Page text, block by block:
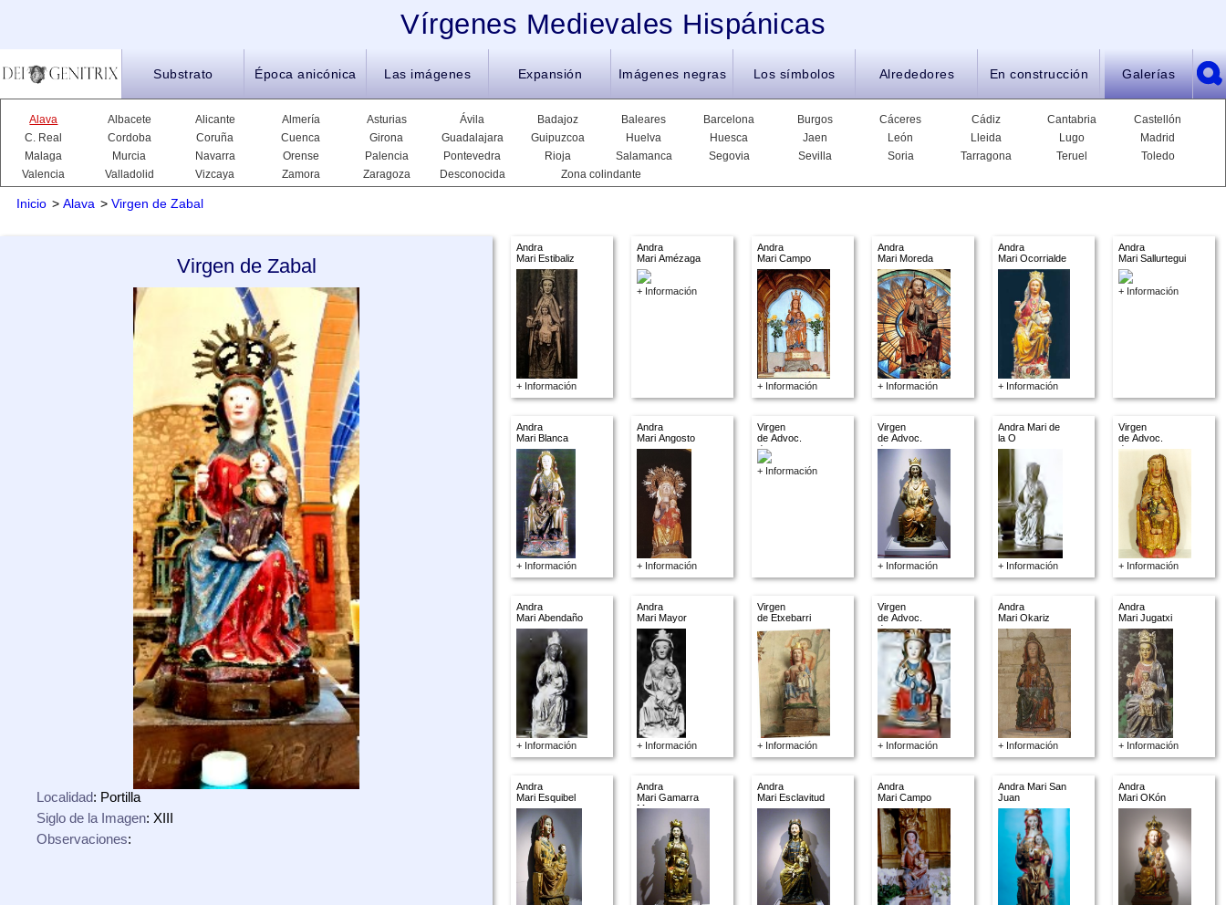
Vírgenes Medievales Hispánicas
Substrato Época anicónica Las imágenes Expansión Imágenes negras Los símbolos Alrededores En construcción Galerías
Alava Albacete Alicante Almería Asturias Ávila Badajoz Baleares Barcelona Burgos Cáceres Cádiz Cantabria
Castellón
C. Real
Cordoba Coruña Cuenca Girona Guadalajara Guipuzcoa Huelva Huesca Jaen León Lleida Lugo
Madrid
Malaga
Murcia Navarra Orense Palencia Pontevedra Rioja Salamanca Segovia Sevilla Soria Tarragona Teruel
Toledo
Valencia
Valladolid Vizcaya Zamora Zaragoza Desconocida Zona colindante
Inicio > Alava > Virgen de Zabal
Virgen de Zabal
Localidad: Portilla
Siglo de la Imagen: XIII
Observaciones:
Andra
Mari Estibaliz
+ Información
Andra
Mari Amézaga
+ Información
Andra
Mari Campo
+ Información
Andra
Mari Moreda
+ Información
Andra
Mari Ocorrialde
+ Información
Andra
Mari Sallurtegui
+ Información
Andra
Mari Blanca
+ Información
Andra
Mari Angosto
+ Información
Virgen
de Advoc.
descon.
+ Información
Virgen
de Advoc.
descon.
+ Información
Andra Mari de
la O
+ Información
Virgen
de Advoc.
descon.
+ Información
Andra
Mari Abendaño
+ Información
Andra
Mari Mayor
+ Información
Virgen
de Etxebarri
+ Información
Virgen
de Advoc.
descon.
+ Información
Andra
Mari Okariz
+ Información
Andra
Mari Jugatxi
+ Información
Andra
Mari Esquibel
Andra
Mari Gamarra
Menor
Andra
Mari Esclavitud
Andra
Mari Campo
Andra Mari San
Juan
Andra
Mari OKón